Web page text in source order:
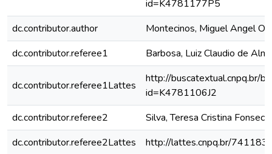
id=K4781177P5
dc.contributor.author
Montecinos, Miguel Angel
dc.contributor.referee1
Barbosa, Luiz Claudio de
dc.contributor.referee1Lattes
http://buscatextual.cnpq.br/
id=K4781106J2
dc.contributor.referee2
Silva, Teresa Cristina
dc.contributor.referee2Lattes
http://lattes.cnpq.br/